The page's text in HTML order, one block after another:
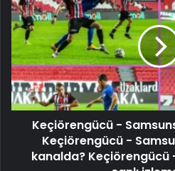
Keçiörengücü -
Keçiörengücü -
kanalda? Keçiörengücü